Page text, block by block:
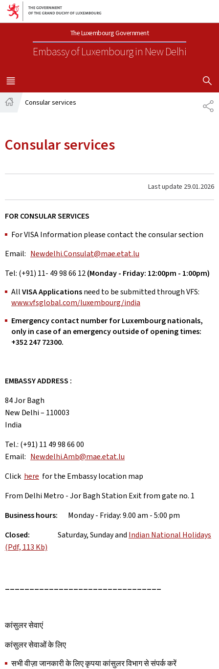
Go to main navigation
Go to content
The Luxembourg Government
Embassy of Luxembourgin New Delhi
MENU
MAIN
SHOW
Consular services
Consular services
Last update 29.01.2026
FOR CONSULAR SERVICES
For VISA Information please contact the consular section
Email: Newdelhi.Consulat@mae.etat.lu
Tel: (+91) 11- 49 98 66 12(Monday - Friday: 12:00pm - 1:00pm)
AllVISA Applicationsneed to be submitted through VFS:
www.vfsglobal.com/luxembourg/india
Emergency contact number for Luxembourg nationals,
only in case of an emergency outside of opening times:
+352 247 72300.
EMBASSY ADDRESS :
84 Jor Bagh
New Delhi – 110003
India
Tel.: (+91) 11 49 98 66 00
Email: Newdelhi.Amb@mae.etat.lu
Click here for the Embassy location map
From Delhi Metro - Jor Bagh Station Exit from gate no. 1
Business hours: Monday - Friday: 9.00 am - 5:00 pm
Closed: Saturday, Sunday and Indian National Holidays
(Pdf, 113 Kb)
कांसुलर सेवाएं
कांसुलर सेवाओं के लिए
सभी वीज़ा जानकारी के लिए कृपया कांसुलर विभाग से संपर्क करें